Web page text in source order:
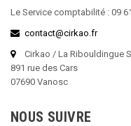
Le Service comptabilité : 09
contact@cirkao.fr
Cirkao / La Ribouldingue
891 rue des Cars
07690 Vanosc
NOUS SUIVRE